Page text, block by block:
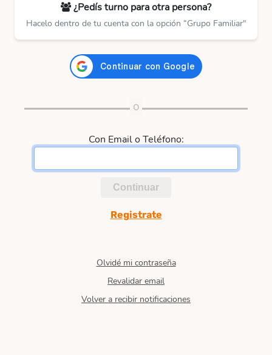
¿Pedís turno para otra persona?
Hacelo dentro de tu cuenta con la opción “Grupo Familiar"
Con Email o Teléfono:
Continuar
Registrate
Olvidé mi contraseña
Revalidar email
Volver a recibir notificaciones